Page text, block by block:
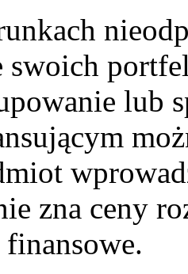
swoich
lub
zna ceny